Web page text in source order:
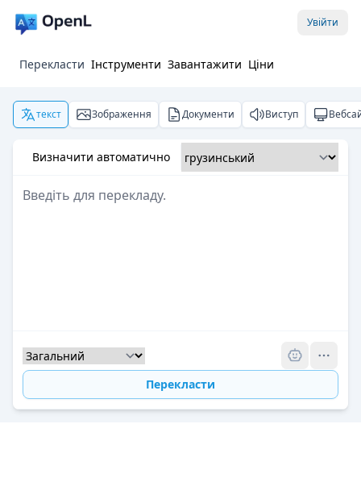
Увійти
Перекласти Інструменти Завантажити Ціни
текст Зображення Документи Виступ
Визначити автоматично
Перекласти